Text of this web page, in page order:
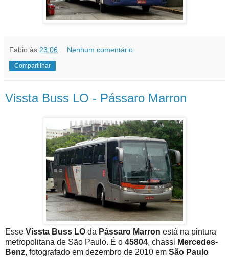
Fabio às 23:06 Nenhum comentário:
Compartilhar
Vissta Buss LO - Pássaro Marron
Esse Vissta Buss LO da Pássaro Marron está na pintura
metropolitana de São Paulo. É o 45804, chassi Mercedes-
Benz, fotografado em dezembro de 2010 em São Paulo